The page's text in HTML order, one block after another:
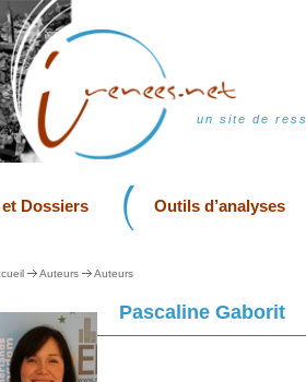
un site de
Dossiers Outils d’analyses
Auteurs Auteurs
Pascaline Gaborit